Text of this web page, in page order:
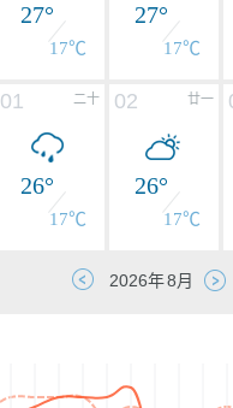
27°
17℃
27°
17℃
二十
01
26°
17℃
廿一
02
26°
17℃